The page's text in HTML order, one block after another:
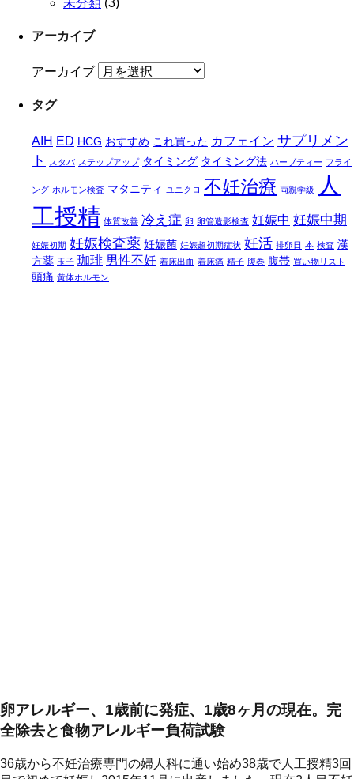
未分類 (3)
アーカイブ
アーカイブ
タグ
AIH ED HCG おすすめ これ買った カフェイン サプリメン
ト
スタバ ステップアップ タイミング タイミング法 ハーブティー フライ
ング ホルモン検査 マタニティ ユニクロ 不妊治療 両親学級
人
工授精 体質改善 冷え症 卵 卵管造影検査 妊娠中 妊娠中期
妊娠初期 妊娠検査薬 妊娠菌 妊娠超初期症状 妊活 排卵日 本 検査 漢
方薬 玉子 珈琲 男性不妊 着床出血 着床痛 精子 腹巻 腹帯 買い物リスト
頭痛 黄体ホルモン
卵アレルギー、1歳前に発症、1歳8ヶ月の現在。完
全除去と食物アレルギー負荷試験
36歳から不妊治療専門の婦人科に通い始め38歳で人工授精3回